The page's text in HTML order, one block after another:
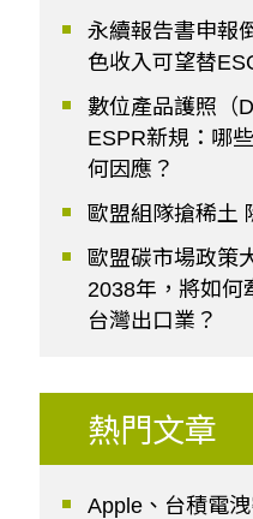
永續報告書申報
色收入可望替
數位產品護照（
ESPR新規：哪
何因應？
歐盟組隊搶稀土
歐盟碳市場政策
2038年，將如何
台灣出口業？
熱門文章
Apple、台積電